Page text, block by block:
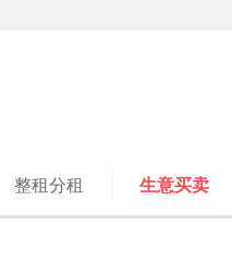
整租分租 生意买卖